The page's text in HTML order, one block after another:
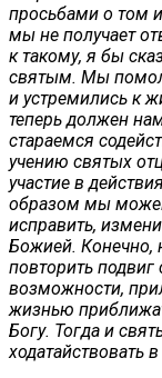
просьбами о том
мы не получает
к такому, я бы
святым. Мы
и устремились к
теперь должен
стараемся
учению святых
участие в
образом мы
исправить,
Божией.
повторить
возможности,
жизнью
Богу. Тогда и
ходатайствовать